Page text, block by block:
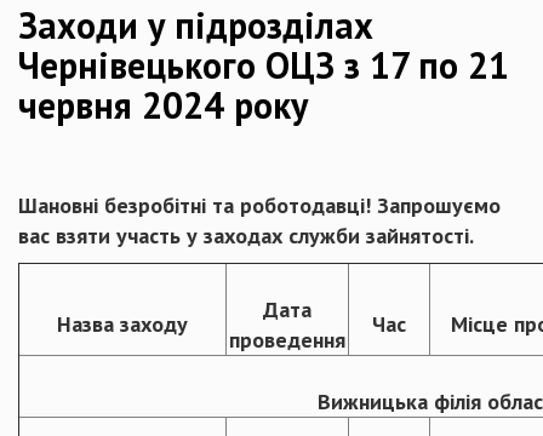
Заходи у підрозділах
Чернівецького ОЦЗ з 17 по 21
червня 2024 року
Шановні безробітні та роботодавці! Запрошуємо
вас взяти участь у заходах служби зайнятості.
Назва заходу
Дата
проведення
Час Місце
Вижницька філія